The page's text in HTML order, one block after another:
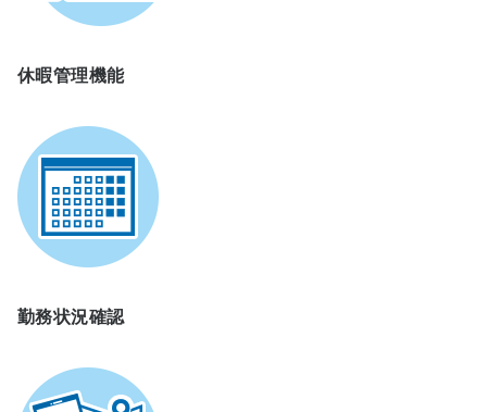
休暇管理機能
勤務状況確認